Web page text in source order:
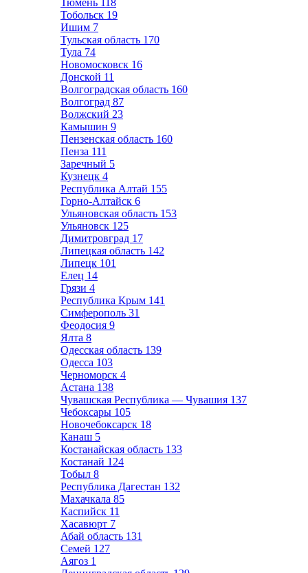
Тюмень 118
Тобольск 19
Ишим 7
Тульская область 170
Тула 74
Новомосковск 16
Донской 11
Волгоградская область 160
Волгоград 87
Волжский 23
Камышин 9
Пензенская область 160
Пенза 111
Заречный 5
Кузнецк 4
Республика Алтай 155
Горно-Алтайск 6
Ульяновская область 153
Ульяновск 125
Димитровград 17
Липецкая область 142
Липецк 101
Елец 14
Грязи 4
Республика Крым 141
Симферополь 31
Феодосия 9
Ялта 8
Одесская область 139
Одесса 103
Черноморск 4
Астана 138
Чувашская Республика — Чувашия 137
Чебоксары 105
Новочебоксарск 18
Канаш 5
Костанайская область 133
Костанай 124
Тобыл 8
Республика Дагестан 132
Махачкала 85
Каспийск 11
Хасавюрт 7
Абай область 131
Семей 127
Аягоз 1